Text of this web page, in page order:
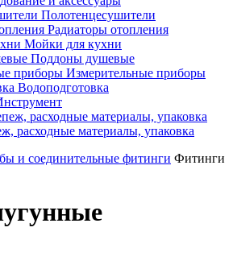
Полотенцесушители
Радиаторы отопления
Мойки для кухни
Поддоны душевые
Измерительные приборы
Водоподготовка
расходные материалы, упаковка
и соединительные фитинги Фитинги